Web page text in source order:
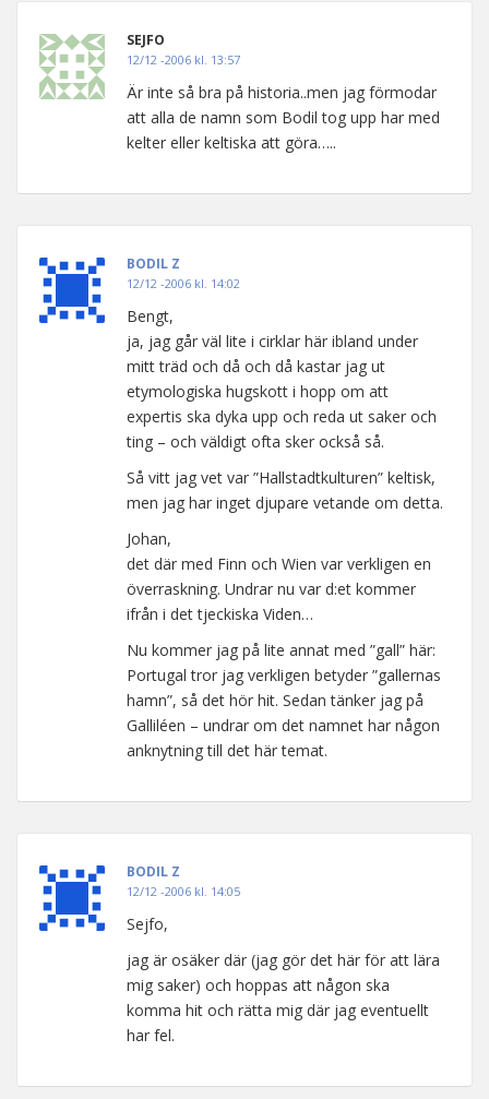
SEJFO
12/12 -2006 kl. 13:57
Är inte så bra på historia..men jag förmodar
att alla de namn som Bodil tog upp har med
kelter eller keltiska att göra…..
BODIL Z
12/12 -2006 kl. 14:02
Bengt,
ja, jag går väl lite i cirklar här ibland under
mitt träd och då och då kastar jag ut
etymologiska hugskott i hopp om att
expertis ska dyka upp och reda ut saker och
ting – och väldigt ofta sker också så.
Så vitt jag vet var ”Hallstadtkulturen” keltisk,
men jag har inget djupare vetande om detta.
Johan,
det där med Finn och Wien var verkligen en
överraskning. Undrar nu var d:et kommer
ifrån i det tjeckiska Viden…
Nu kommer jag på lite annat med ”gall” här:
Portugal tror jag verkligen betyder ”gallernas
hamn”, så det hör hit. Sedan tänker jag på
Galliléen – undrar om det namnet har någon
anknytning till det här temat.
BODIL Z
12/12 -2006 kl. 14:05
Sejfo,
jag är osäker där (jag gör det här för att lära
mig saker) och hoppas att någon ska
komma hit och rätta mig där jag eventuellt
har fel.